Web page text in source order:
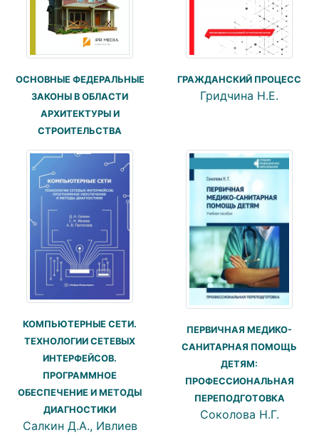
ОСНОВНЫЕ ФЕДЕРАЛЬНЫЕ
ЗАКОНЫ В ОБЛАСТИ
АРХИТЕКТУРЫ И
СТРОИТЕЛЬСТВА
ГРАЖДАНСКИЙ ПРОЦЕСС
Гридчина Н.Е.
КОМПЬЮТЕРНЫЕ СЕТИ.
ТЕХНОЛОГИИ СЕТЕВЫХ
ИНТЕРФЕЙСОВ.
ПРОГРАММНОЕ
ОБЕСПЕЧЕНИЕ И МЕТОДЫ
ДИАГНОСТИКИ
Салкин Д.А., Ивлиев
ПЕРВИЧНАЯ МЕДИКО-
САНИТАРНАЯ ПОМОЩЬ
ДЕТЯМ:
ПРОФЕССИОНАЛЬНАЯ
ПЕРЕПОДГОТОВКА
Соколова Н.Г.